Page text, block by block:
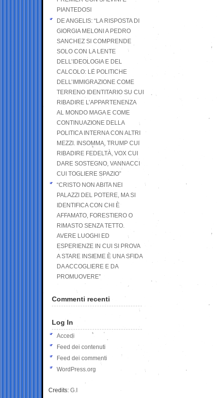
PIANTEDOSI
DE ANGELIS: “LA RISPOSTA DI
GIORGIA MELONI A PEDRO
SANCHEZ SI COMPRENDE
SOLO CON LA LENTE
DELL’IDEOLOGIA E DEL
CALCOLO: LE POLITICHE
DELL’IMMIGRAZIONE COME
TERRENO IDENTITARIO SU CUI
RIBADIRE L’APPARTENENZA
AL MONDO MAGA E COME
CONTINUAZIONE DELLA
POLITICA INTERNA CON ALTRI
MEZZI. INSOMMA, TRUMP CUI
RIBADIRE FEDELTÀ, VOX CUI
DARE SOSTEGNO, VANNACCI
CUI TOGLIERE SPAZIO”
“CRISTO NON ABITA NEI
PALAZZI DEL POTERE, MA SI
IDENTIFICA CON CHI È
AFFAMATO, FORESTIERO O
RIMASTO SENZA TETTO.
AVERE LUOGHI ED
ESPERIENZE IN CUI SI PROVA
A STARE INSIEME È UNA SFIDA
DA ACCOGLIERE E DA
PROMUOVERE”
Commenti recenti
Log In
Accedi
Feed dei contenuti
Feed dei commenti
WordPress.org
Credits: G.I